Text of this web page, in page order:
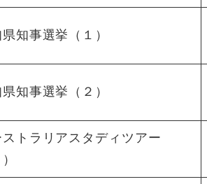
知事選挙（１）
知事選挙（２）
ストラリアスタディツアー